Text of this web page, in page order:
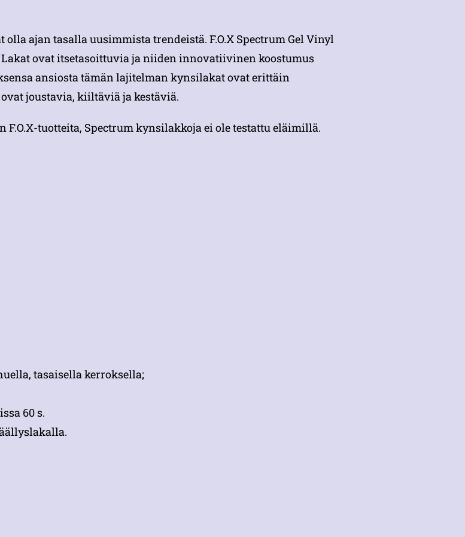
ajan tasalla uusimmista trendeistä. F.O.X Spectrum Gel Vinyl
ovat itsetasoittuvia ja niiden innovatiivinen koostumus
ansiosta tämän lajitelman kynsilakat ovat erittäin
joustavia, kiiltäviä ja kestäviä.
tuotteita, Spectrum kynsilakkoja ei ole testattu eläimillä.
tasaisella kerroksella;
60 s.